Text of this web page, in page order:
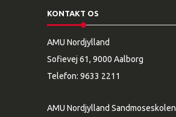
KONTAKT OS
AMU Nordjylland
Sofievej 61, 9000 Aalborg
Telefon: 9633 2211
AMU Nordjylland Sandmoseskolen